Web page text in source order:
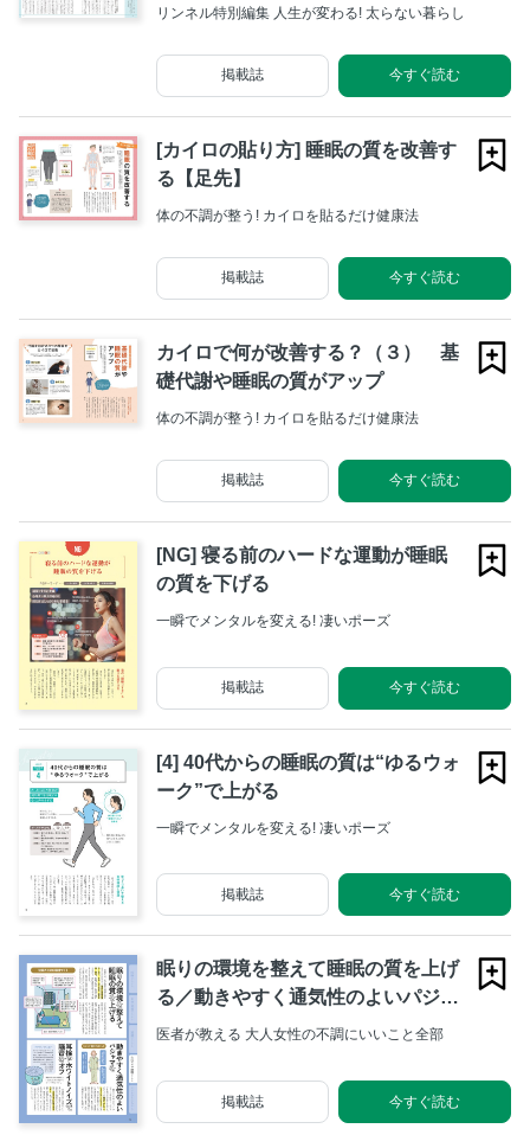
リンネル特別編集 人生が変わる! 太らない暮らし
今すぐ読む
掲載誌
[カイロの貼り方] 睡眠の質を改善す
る【足先】
体の不調が整う! カイロを貼るだけ健康法
今すぐ読む
掲載誌
カイロで何が改善する？（３） 基
礎代謝や睡眠の質がアップ
体の不調が整う! カイロを貼るだけ健康法
今すぐ読む
掲載誌
[NG] 寝る前のハードな運動が睡眠
の質を下げる
一瞬でメンタルを変える! 凄いポーズ
今すぐ読む
掲載誌
[4] 40代からの睡眠の質は“ゆるウォ
ーク”で上がる
一瞬でメンタルを変える! 凄いポーズ
今すぐ読む
掲載誌
眠りの環境を整えて睡眠の質を上げ
る／動きやすく通気性のよいパジャ
マを／耳栓やホワイトノイズで騒音
医者が教える 大人女性の不調にいいこと全部
今すぐ読む
掲載誌